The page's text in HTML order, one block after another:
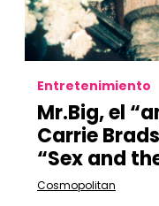
Entretenimiento
Mr.Big, el
Carrie
“Sex and
Cosmopolitan